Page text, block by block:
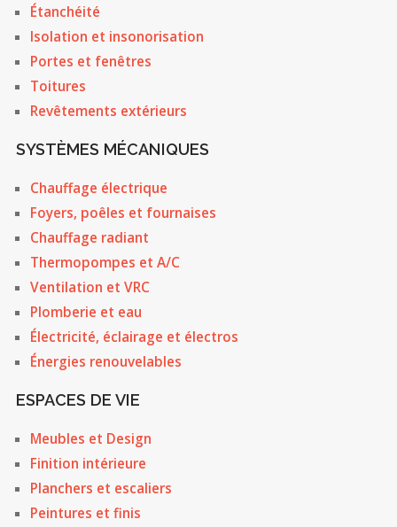
Étanchéité
Isolation et insonorisation
Portes et fenêtres
Toitures
Revêtements extérieurs
SYSTÈMES MÉCANIQUES
Chauffage électrique
Foyers, poêles et fournaises
Chauffage radiant
Thermopompes et A/C
Ventilation et VRC
Plomberie et eau
Électricité, éclairage et électros
Énergies renouvelables
ESPACES DE VIE
Meubles et Design
Finition intérieure
Planchers et escaliers
Peintures et finis